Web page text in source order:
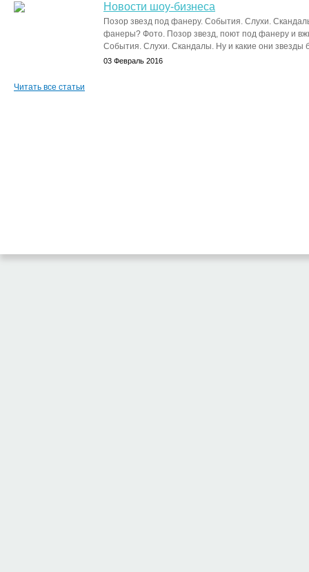
Новости шоу-бизнеса
Позор звезд под фанеру. События. Слухи.
фанеры? Фото. Позор звезд, поют под фанеру и
События. Слухи. Скандалы. Ну и какие они звезды
03 Февраль 2016
Читать все статьи